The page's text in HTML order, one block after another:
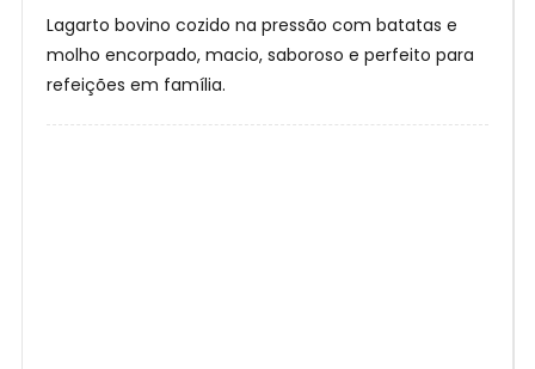
Lagarto bovino cozido na pressão com batatas e
molho encorpado, macio, saboroso e perfeito para
refeições em família.